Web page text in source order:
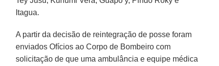
Itagua.
A partir da decisão de reintegração de posse foram
enviados Ofícios ao Corpo de Bombeiro com
solicitação de que uma ambulância e equipe médica